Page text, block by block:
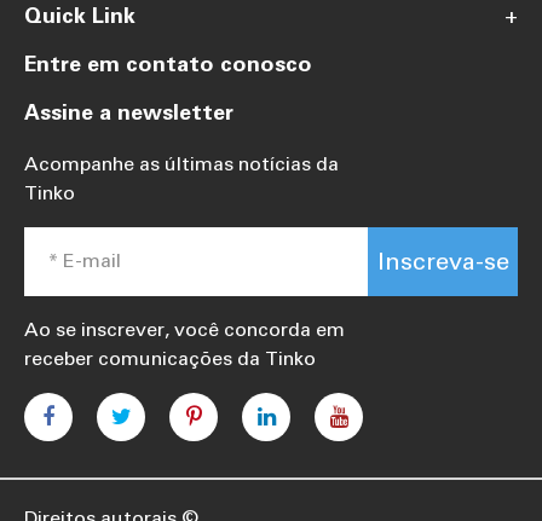
Quick Link
+
Entre em contato conosco
Assine a newsletter
Acompanhe as últimas notícias da
Tinko
Inscreva-se
Ao se inscrever, você concorda em
receber comunicações da Tinko